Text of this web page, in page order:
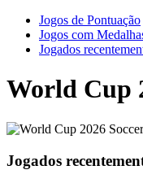
Jogos de Pontuação
Jogos com
Jogados
World Cup
Jogados